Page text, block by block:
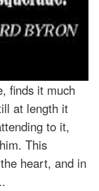
finds it much
at length it
to it,
This
heart, and in